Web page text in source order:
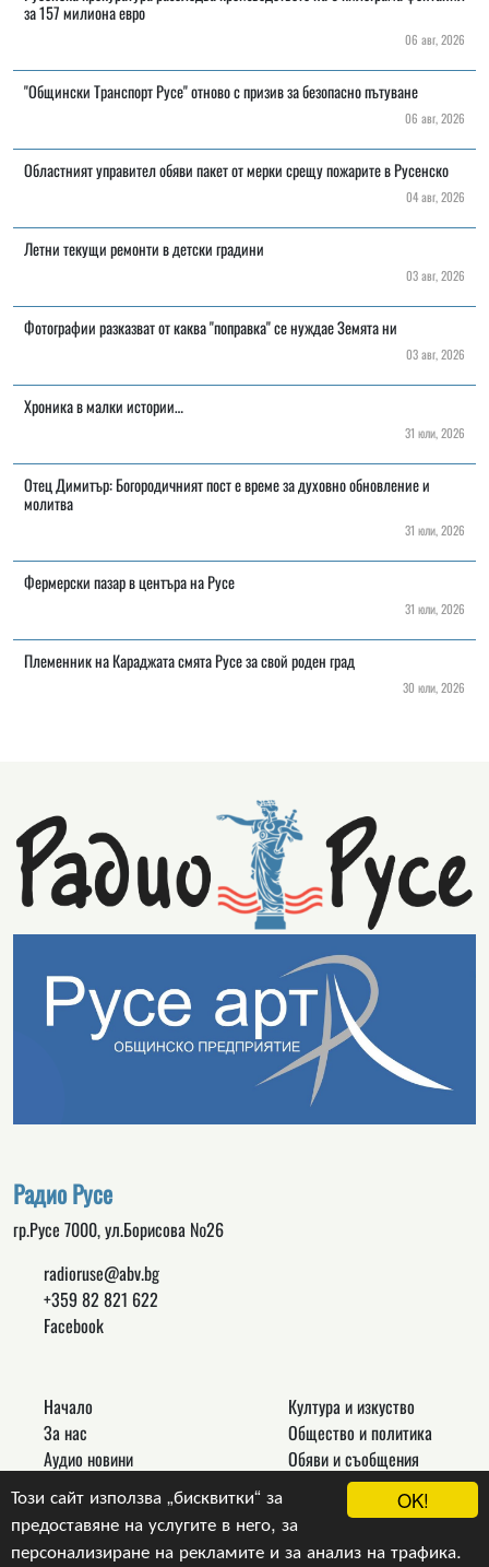
OK!
Този сайт използва „бисквитки“ за
предоставяне на услугите в него, за
персонализиране на рекламите и за анализ на трафика.
за 157 милиона евро
06 авг, 2026
"Общински Транспорт Русе" отново с призив за безопасно пътуване
06 авг, 2026
Областният управител обяви пакет от мерки срещу пожарите в Русенско
04 авг, 2026
Летни текущи ремонти в детски градини
03 авг, 2026
Фотографии разказват от каква "поправка" се нуждае Земята ни
03 авг, 2026
Хроника в малки истории…
31 юли, 2026
Отец Димитър: Богородичният пост е време за духовно обновление и
молитва
31 юли, 2026
Фермерски пазар в центъра на Русе
31 юли, 2026
Племенник на Караджата смята Русе за свой роден град
30 юли, 2026
Радио Русе
гр.Русе 7000, ул.Борисова №26
radioruse@abv.bg
+359 82 821 622
Facebook
Начало
За нас
Аудио новини
Връзки
Контакти
Култура и изкуство
Общество и политика
Обяви и съобщения
Новини
Други